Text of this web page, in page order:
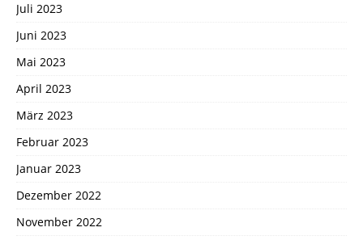
Juli 2023
Juni 2023
Mai 2023
April 2023
März 2023
Februar 2023
Januar 2023
Dezember 2022
November 2022